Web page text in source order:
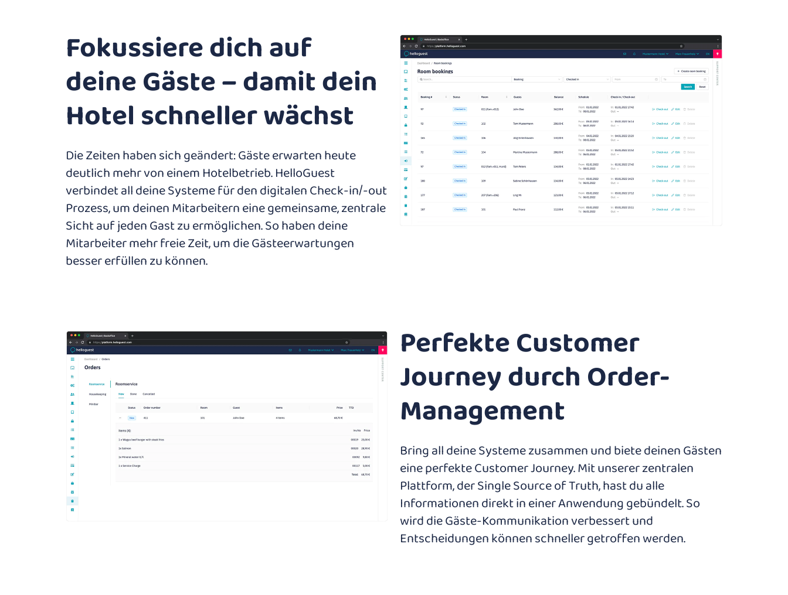
Fokussiere dich auf
deine Gäste – damit dein
Hotel schneller wächst
Die Zeiten haben sich geändert: Gäste erwarten heute
deutlich mehr von einem Hotelbetrieb. HelloGuest
verbindet all deine Systeme für den digitalen Check-in/-out
Prozess, um deinen Mitarbeitern eine gemeinsame, zentrale
Sicht auf jeden Gast zu ermöglichen. So haben deine
Mitarbeiter mehr freie Zeit, um die Gästeerwartungen
besser erfüllen zu können.
Perfekte Customer
Journey durch Order-
Management
Bring all deine Systeme zusammen und biete deinen Gästen
eine perfekte Customer Journey. Mit unserer zentralen
Plattform, der Single Source of Truth, hast du alle
Informationen direkt in einer Anwendung gebündelt. So
wird die Gäste-Kommunikation verbessert und
Entscheidungen können schneller getroffen werden.